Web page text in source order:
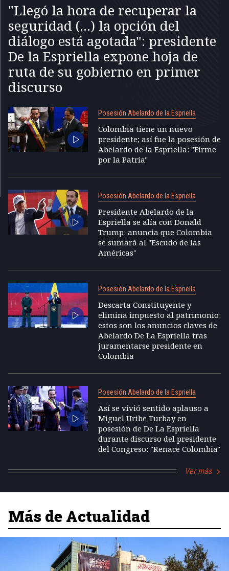
"Llegó la hora de recuperar la
seguridad (...) la opción del
diálogo está agotada": presidente
De la Espriella expone hoja de
ruta de su gobierno en primer
discurso
Posesión Abelardo de la Espriella
Colombia tiene un nuevo
presidente; así fue la posesión de
Abelardo de la Espriella: "Firme
por la Patria"
Posesión Abelardo de la Espriella
Presidente Abelardo de la
Espriella se alía con Donald
Trump: anuncia que Colombia
se sumará al "Escudo de las
Américas"
Posesión Abelardo de la Espriella
Descarta Constituyente y
elimina impuesto al patrimonio:
estos son los anuncios claves de
Abelardo De La Espriella tras
juramentarse presidente en
Colombia
Posesión Abelardo de la Espriella
Así se vivió sentido aplauso a
Miguel Uribe Turbay en
posesión de De La Espriella
durante discurso del presidente
del Congreso: "Renace Colombia"
Ver más
Más de Actualidad